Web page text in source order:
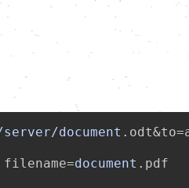
document
document .pdf